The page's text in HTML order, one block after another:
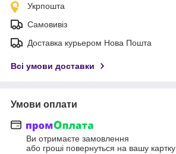
Укрпошта
Самовивіз
Доставка курьером Нова Пошта
Всі умови доставки
Умови оплати
Ви отримаєте замовлення
або гроші повернуться на вашу картку